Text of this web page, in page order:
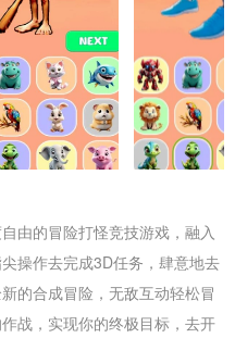
由的冒险打怪竞技游戏，融入
操作去完成3D任务，肆意地去
的合成冒险，无敌互动轻松冒
战，实现你的终极目标，去开